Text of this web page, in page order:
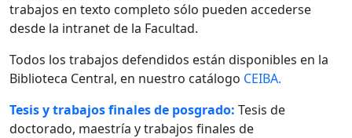
trabajos en texto completo sólo pueden accederse
desde la intranet de la Facultad.
Todos los trabajos defendidos están disponibles en la
Biblioteca Central, en nuestro catálogo CEIBA.
Tesis y trabajos finales de posgrado: Tesis de
doctorado, maestría y trabajos finales de